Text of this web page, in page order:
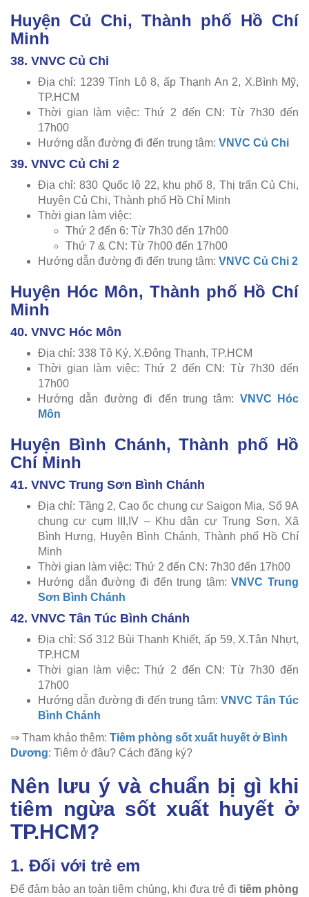
Huyện Củ Chi, Thành phố Hồ Chí
Minh
38. VNVC Củ Chi
Địa chỉ: 1239 Tỉnh Lộ 8, ấp Thạnh An 2, X.Bình Mỹ,
TP.HCM
Thời gian làm việc: Thứ 2 đến CN: Từ 7h30 đến
17h00
Hướng dẫn đường đi đến trung tâm: VNVC Củ Chi
39. VNVC Củ Chi 2
Địa chỉ: 830 Quốc lộ 22, khu phố 8, Thị trấn Củ Chi,
Huyện Củ Chi, Thành phố Hồ Chí Minh
Thời gian làm việc:
Thứ 2 đến 6: Từ 7h30 đến 17h00
Thứ 7 & CN: Từ 7h00 đến 17h00
Hướng dẫn đường đi đến trung tâm: VNVC Củ Chi 2
Huyện Hóc Môn, Thành phố Hồ Chí
Minh
40. VNVC Hóc Môn
Địa chỉ: 338 Tô Ký, X.Đông Thạnh, TP.HCM
Thời gian làm việc: Thứ 2 đến CN: Từ 7h30 đến
17h00
Hướng dẫn đường đi đến trung tâm: VNVC Hóc
Môn
Huyện Bình Chánh, Thành phố Hồ
Chí Minh
41. VNVC Trung Sơn Bình Chánh
Địa chỉ: Tầng 2, Cao ốc chung cư Saigon Mia, Số 9A
chung cư cụm III,IV – Khu dân cư Trung Sơn, Xã
Bình Hưng, Huyện Bình Chánh, Thành phố Hồ Chí
Minh
Thời gian làm việc: Thứ 2 đến CN: 7h30 đến 17h00
Hướng dẫn đường đi đến trung tâm:VNVC Trung
Sơn Bình Chánh
42. VNVC Tân Túc Bình Chánh
Địa chỉ: Số 312 Bùi Thanh Khiết, ấp 59, X.Tân Nhựt,
TP.HCM
Thời gian làm việc: Thứ 2 đến CN: Từ 7h30 đến
17h00
Hướng dẫn đường đi đến trung tâm:VNVC Tân Túc
Bình Chánh
⇒ Tham khảo thêm: Tiêm phòng sốt xuất huyết ở Bình
Dương: Tiêm ở đâu? Cách đăng ký?
Nên lưu ý và chuẩn bị gì khi
tiêm ngừa sốt xuất huyết ở
TP.HCM?
1. Đối với trẻ em
Để đảm bảo an toàn tiêm chủng, khi đưa trẻ đi tiêm phòng